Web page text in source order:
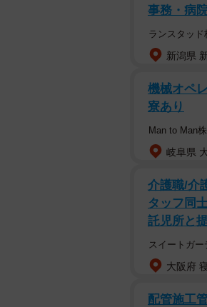
事務・病
ランスタッド
新潟県
機械オペ
寮あり
Man to Man
岐阜県
介護職/介
タッフ同
託児所と
スイートガー
大阪府
配管施工